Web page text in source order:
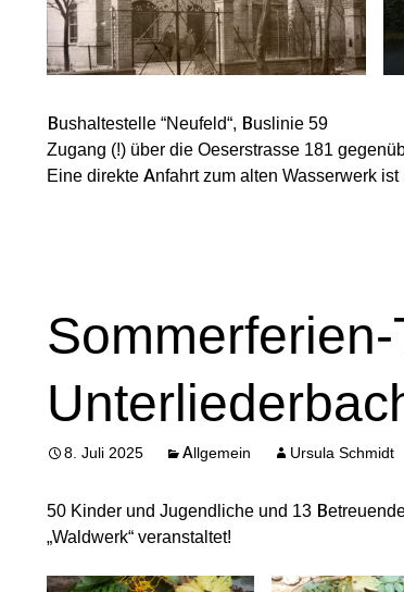
Bushaltestelle “Neufeld“, Buslinie 59
Zugang (!) über die Oeserstrasse 181
Eine direkte Anfahrt zum alten Wasserwerk
Sommerferien-
8. Juli 2025 Allgemein Ursula Schmidt
50 Kinder und Jugendliche und 13
„Waldwerk“ veranstaltet!